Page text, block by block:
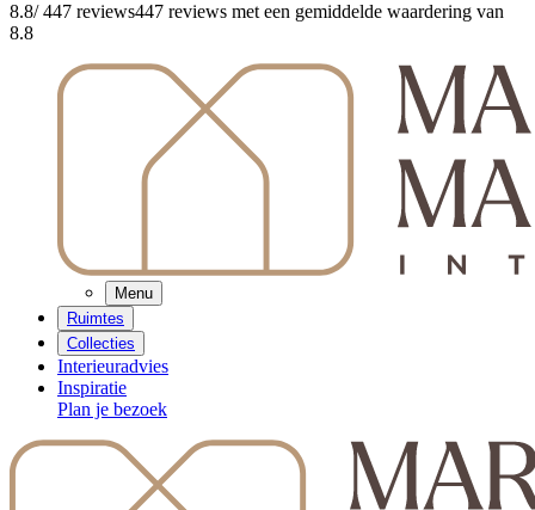
8.8/ 447 reviews447 reviews met een gemiddelde waardering van
8.8
Menu
Ruimtes
Collecties
Interieuradvies
Inspiratie
Plan je bezoek